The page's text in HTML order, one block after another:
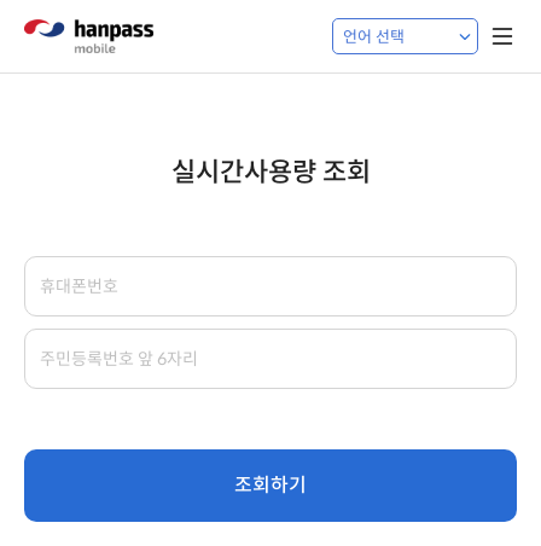
실시간사용량 조회
조회하기